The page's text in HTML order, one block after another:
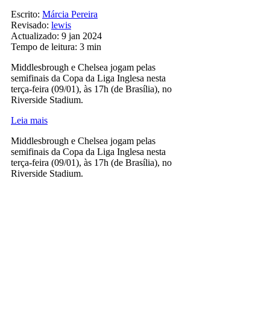
Escrito: Márcia Pereira
Revisado: lewis
Actualizado: 9 jan 2024
Tempo de leitura: 3 min
Middlesbrough e Chelsea jogam pelas
semifinais da Copa da Liga Inglesa nesta
terça-feira (09/01), às 17h (de Brasília), no
Riverside Stadium.
Leia mais
Middlesbrough e Chelsea jogam pelas
semifinais da Copa da Liga Inglesa nesta
terça-feira (09/01), às 17h (de Brasília), no
Riverside Stadium.